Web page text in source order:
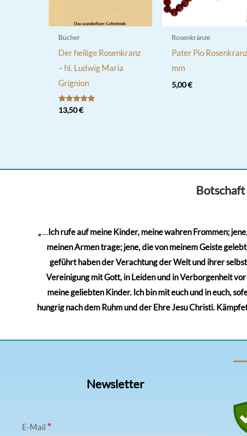
Bücher
Der heilige Rosenkranz
– hl. Ludwig Maria
Grignion
Bewertet
mit
13,50€
Rosenkränze
Pater Pio
mm
5,00€
„...Ich rufe auf meine Kinder, meine wahren Frommen;
meinen Armen trage; jene, die von meinem Geiste
geführt haben der Verachtung der Welt und ihrer
Vereinigung mit Gott, in Leiden und in Verborgenheit
meine geliebten Kinder. Ich bin mit euch und in euch,
hungrig nach dem Ruhm und der Ehre Jesu Christi.
Newsletter
E-Mail *